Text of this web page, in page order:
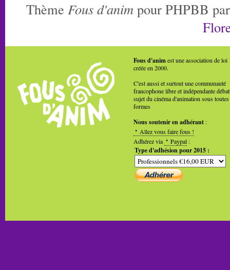
Thème Fous d'anim pour PHPBB
Fous d'animest une association de loi
créée en 2000.
C'est aussi et surtout une communauté
francophone libre et indépendante
sujet du cinéma d'animation sous toutes
formes
Nous soutenir en adhérant :
Allez vous faire fous !
Adhérez via
Paypal :
Type d'adhésion pour 2015 :